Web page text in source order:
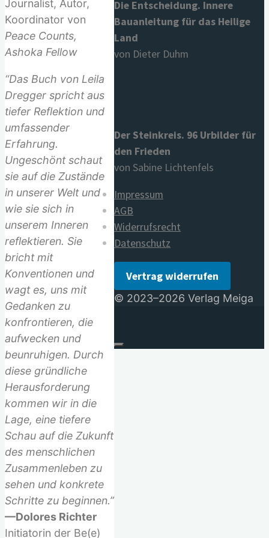
Journalist, Autor,
Koordinator von
Peace Counts,
Ashoka Fellow
“Das Buch von Leila
Dregger spricht aus
tiefer Reflektion und
umfassender
Erfahrung.
Ungeschönt schaut
sie auf die Zustände
in unserer Welt und
wie sie sich in
unserem Inneren
reflektieren. Sie
bricht mit
Konventionen und
wagt es, uns mit
Gedanken zu
konfrontieren, die
aufwecken und
beunruhigen. Durch
diese gründliche
Herausforderung
kommen wir in die
Lage, eine tiefere
Schau auf die Zukunft
des menschlichen
Zusammenleben zu
sehen und konkrete
Schritte zu beginnen.”
—Dolores Richter
Initiatorin der Be(e)
Die Entscheidung. Innere
Bauanleitung für das Heilige
Land
von Dieter Duhm
Der Steinkreis. 96 Urbilder für
den Frieden
von Sabine Lichtenfels
Impressum
AGB
Widerrufsrecht
Datenschutz
Vertrag widerrufen
© 2023–2026 Verlag Meiga